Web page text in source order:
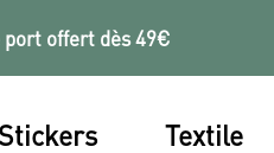
offert dès 49€
Stickers Textile